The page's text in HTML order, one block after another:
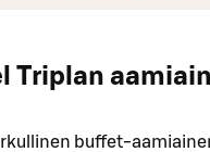
Triplan
buffet-